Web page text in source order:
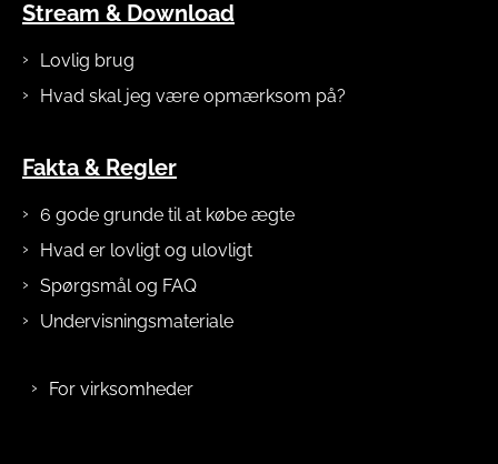
Stream & Download
Lovlig brug
Hvad skal jeg være opmærksom på?
Fakta & Regler
6 gode grunde til at købe ægte
Hvad er lovligt og ulovligt
Spørgsmål og FAQ
Undervisningsmateriale
For virksomheder